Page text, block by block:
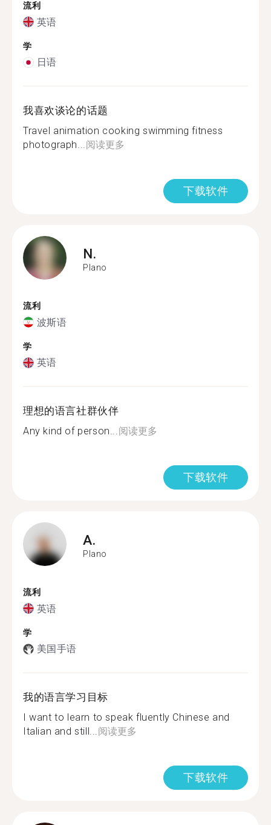
流利
英语
学
日语
我喜欢谈论的话题
Travel animation cooking swimming fitness
photograph...阅读更多
下载软件
N.
Plano
流利
波斯语
学
英语
理想的语言社群伙伴
Any kind of person...阅读更多
下载软件
A.
Plano
流利
英语
学
美国手语
我的语言学习目标
I want to learn to speak fluently Chinese and
Italian and still...阅读更多
下载软件